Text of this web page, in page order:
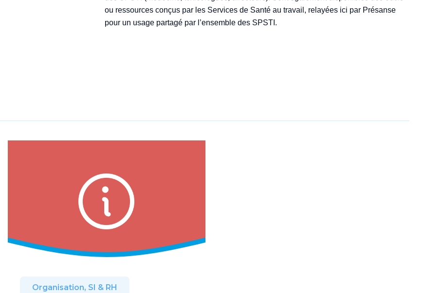
ou ressources conçus par les Services de Santé au travail, relayées ici par Présanse
pour un usage partagé par l’ensemble des SPSTI.
Organisation, SI & RH